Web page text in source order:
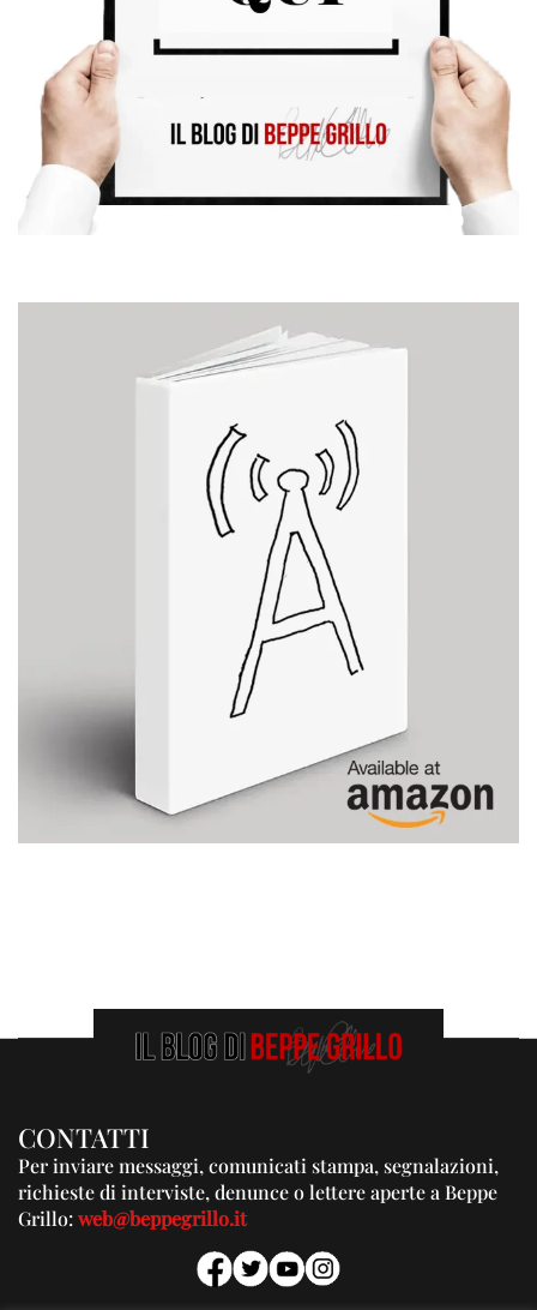
CONTATTI
Per inviare messaggi, comunicati stampa, segnalazioni,
richieste di interviste, denunce o lettere aperte a Beppe
Grillo:web@beppegrillo.it